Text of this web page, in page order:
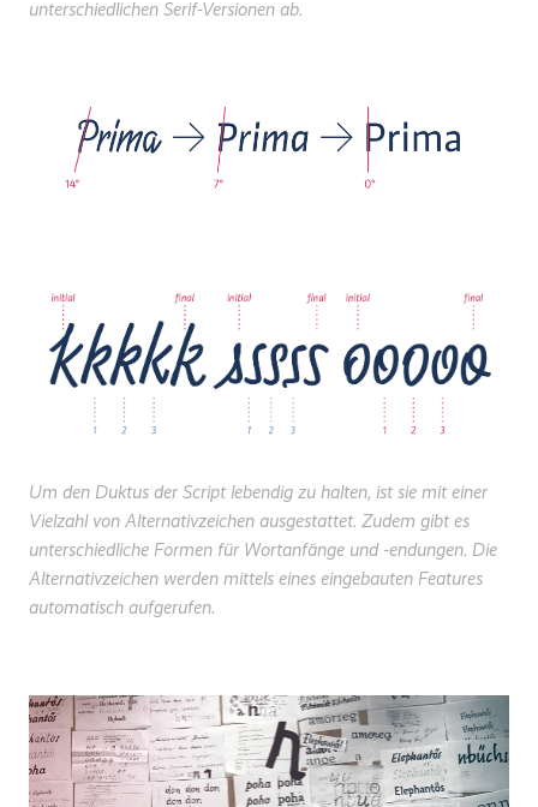
unterschiedlichen Serif-Versionen ab.
Um den Duktus der Script lebendig zu halten, ist sie mit einer
Vielzahl von Alternativzeichen ausgestattet. Zudem gibt es
unterschiedliche Formen für Wortanfänge und -endungen. Die
Alternativzeichen werden mittels eines eingebauten Features
automatisch aufgerufen.